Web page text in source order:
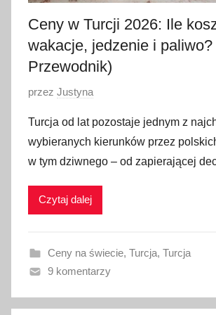
Ceny w Turcji 2026: Ile
wakacje, jedzenie i
Przewodnik)
O
u
b
l
i
a
n
2
przez Justyna
Turcja od lat pozostaje jednym z
wybieranych kierunków przez
w tym dziwnego – od zapierającej
Czytaj dalej
Ceny na świecie, Turcja, Turcja
9 komentarzy